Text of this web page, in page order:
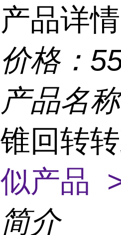
产品详情
价格：
产品名称
锥回转
似产品
简介